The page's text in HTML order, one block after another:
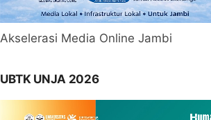
Akselerasi Media Online Jambi
UBTK UNJA 2026